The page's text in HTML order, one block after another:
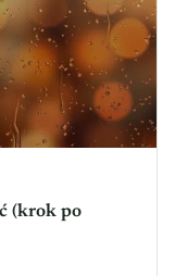
(krok po